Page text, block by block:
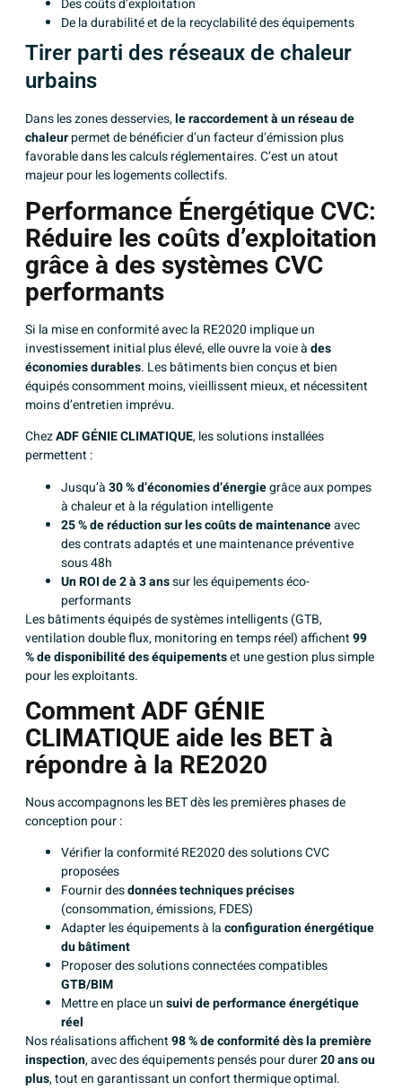
Des coûts d’exploitation
De la durabilité et de la recyclabilité des équipements
Tirer parti des réseaux de chaleur
urbains
Dans les zones desservies,le raccordement à un réseau de
chaleurpermet de bénéficier d’un facteur d’émission plus
favorable dans les calculs réglementaires. C’est un atout
majeur pour les logements collectifs.
Performance Énergétique CVC:
Réduire les coûts d’exploitation
grâce à des systèmes CVC
performants
Si la mise en conformité avec la RE2020 implique un
investissement initial plus élevé, elle ouvre la voie àdes
économies durables. Les bâtiments bien conçus et bien
équipés consomment moins, vieillissent mieux, et nécessitent
moins d’entretien imprévu.
ChezADF GÉNIE CLIMATIQUE, les solutions installées
permettent :
Jusqu’à30 % d’économies d’énergiegrâce aux pompes
à chaleur et à la régulation intelligente
25 % de réduction sur les coûts de maintenanceavec
des contrats adaptés et une maintenance préventive
sous 48h
Un ROI de 2 à 3 anssur les équipements éco-
performants
Les bâtiments équipés de systèmes intelligents (GTB,
ventilation double flux, monitoring en temps réel) affichent99
% de disponibilité des équipementset une gestion plus simple
pour les exploitants.
Comment ADF GÉNIE
CLIMATIQUE aide les BET à
répondre à la RE2020
Nous accompagnons les BET dès les premières phases de
conception pour :
Vérifier la conformité RE2020 des solutions CVC
proposées
Fournir desdonnées techniques précises
(consommation, émissions, FDES)
Adapter les équipements à laconfiguration énergétique
du bâtiment
Proposer des solutions connectées compatibles
GTB/BIM
Mettre en place unsuivi de performance énergétique
réel
Nos réalisations affichent98 % de conformité dès la première
inspection, avec des équipements pensés pour durer20 ans ou
plus, tout en garantissant un confort thermique optimal.